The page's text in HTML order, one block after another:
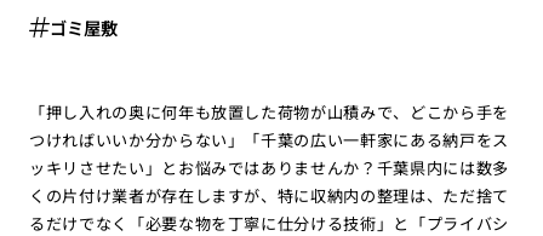
ゴミ屋敷
「押し入れの奥に何年も放置した荷物が山積みで、どこから手を
つければいいか分からない」「千葉の広い一軒家にある納戸をス
ッキリさせたい」とお悩みではありませんか？千葉県内には数多
くの片付け業者が存在しますが、特に収納内の整理は、ただ捨て
るだけでなく「必要な物を丁寧に仕分ける技術」と「プライバシ